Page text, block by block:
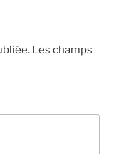
Les champs